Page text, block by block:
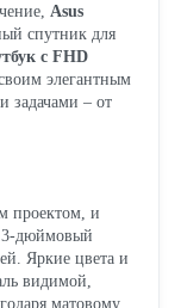
Asus
спутник для
с FHD
элегантным
задачами – от
проектом, и
дюймовый
Яркие цвета и
видимой,
матовому